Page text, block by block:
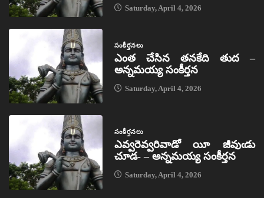
Saturday, April 4, 2026
సంకీర్తనలు
ఎంత చేసిన తనకేది తుద –
అన్నమయ్య సంకీర్తన
Saturday, April 4, 2026
సంకీర్తనలు
ఎవ్వరెవ్వరివాడో యీ జీవుఁడు
చూడ- – అన్నమయ్య సంకీర్తన
Saturday, April 4, 2026